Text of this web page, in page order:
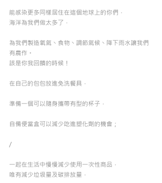
能感染更多同樣居住在這個地球上的你們，
海洋為我們做太多了，
為我們製造氧氣丶食物丶調節氣候丶降下雨水讓我們
有農作。
該是你我回饋的時候！
在自己的包包放進免洗餐具，
準備一個可以隨身攜帶有型的杯子，
自備便當盒可以減少吃進塑化劑的機會；
/
一起在生活中慢慢減少使用一次性商品，
唯有減少垃圾量及碳排放量，